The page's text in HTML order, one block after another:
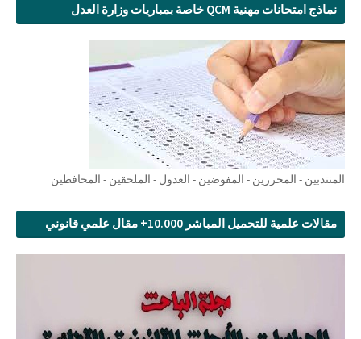
نماذج امتحانات مهنية QCM خاصة بمباريات وزارة العدل
المنتدبين - المحررين - المفوضين - العدول - الملحقين - المحافظين
مقالات علمية للتحميل المباشر 10.000+ مقال علمي قانوني